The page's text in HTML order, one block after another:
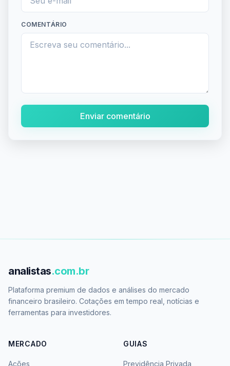
COMENTÁRIO
Enviar comentário
analistas.com.br
Plataforma premium de dados e análises do mercado
financeiro brasileiro. Cotações em tempo real, notícias e
ferramentas para investidores.
MERCADO
Ações
GUIAS
Previdência Privada